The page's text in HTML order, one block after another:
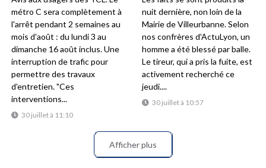
30 juillet à 11:10
métro C sera complètement à
l'arrêt pendant 2 semaines au
mois d'août : du lundi 3 au
dimanche 16 août inclus. Une
interruption de trafic pour
permettre des travaux
d'entretien. "Ces
interventions...
30 juillet à 10:57
nuit dernière, non loin de la
Mairie de Villeurbanne. Selon
nos confrères d'ActuLyon, un
homme a été blessé par balle.
Le tireur, qui a pris la fuite, est
activement recherché ce
jeudi....
Afficher plus